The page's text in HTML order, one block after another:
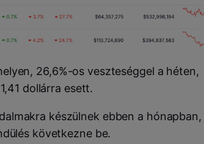
26,6%-os veszteséggel a héten,
dollárra esett.
készülnek ebben a hónapban,
következne be.